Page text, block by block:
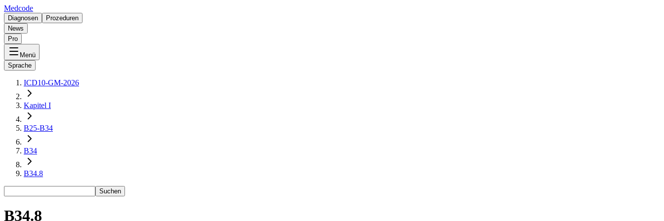
Medcode
Diagnosen
Prozeduren
News
Pro
Menü
Sprache
ICD10-GM-2026
Kapitel I
B25-B34
B34
B34.8
Suchen
B34.8